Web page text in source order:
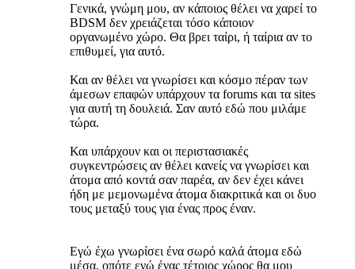
Γενικά, γνώμη μου, αν κάποιος θέλει να χαρεί το
BDSM δεν χρειάζεται τόσο κάποιον
οργανωμένο χώρο. Θα βρει ταίρι, ή ταίρια αν το
επιθυμεί, για αυτό.
Και αν θέλει να γνωρίσει και κόσμο πέραν των
άμεσων επαφών υπάρχουν τα forums και τα sites
για αυτή τη δουλειά. Σαν αυτό εδώ που μιλάμε
τώρα.
Και υπάρχουν και οι περιστασιακές
συγκεντρώσεις αν θέλει κανείς να γνωρίσει και
άτομα από κοντά σαν παρέα, αν δεν έχει κάνει
ήδη με μεμονωμένα άτομα διακριτικά και οι δυο
τους μεταξύ τους για ένας προς έναν.
Εγώ έχω γνωρίσει ένα σωρό καλά άτομα εδώ
μέσα, οπότε ενώ ένας τέτοιος χώρος θα μου